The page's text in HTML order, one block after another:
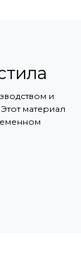
и
материал